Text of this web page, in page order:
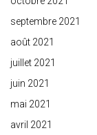
septembre 2021
août 2021
juillet 2021
juin 2021
mai 2021
avril 2021